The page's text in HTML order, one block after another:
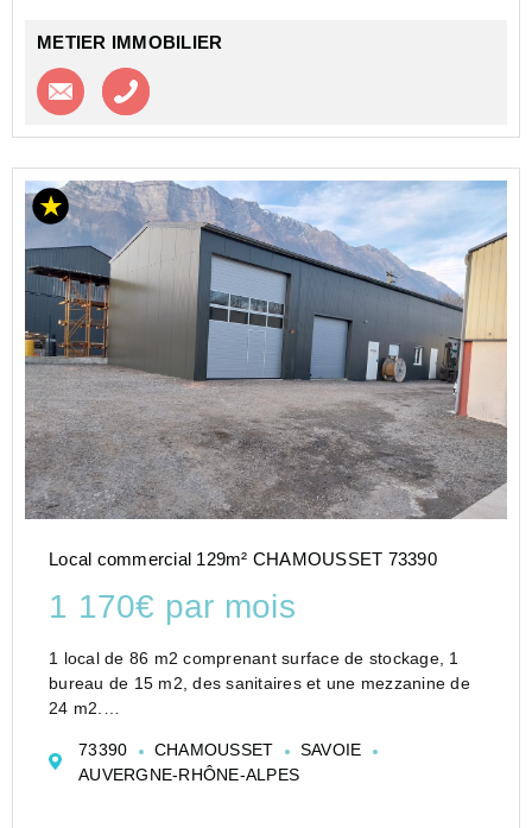
METIER IMMOBILIER
Contacter l'agence
Local commercial 129m² CHAMOUSSET 73390
1 170€ par mois
1 local de 86 m2 comprenant surface de stockage, 1
bureau de 15 m2, des sanitaires et une mezzanine de
24 m2.
Accès avec porte sectionnelle électrique de 3 m x 3 m
pour les 2 locaux.
73390 CHAMOUSSET
SAVOIE
AUVERGNE-RHÔNE-ALPES